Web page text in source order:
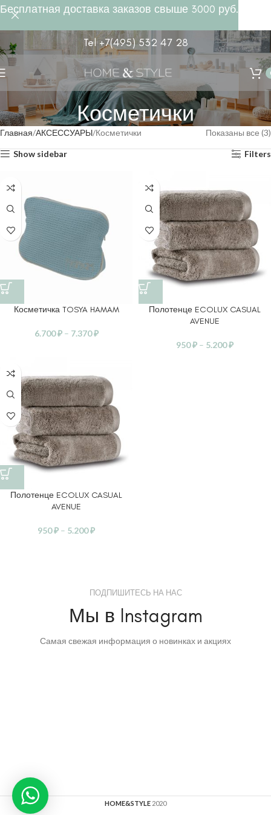
Tel +7(495) 532 47 28
Косметички
Главная АКСЕССУАРЫ Косметички Показаны все (3)
Show sidebar Filters
Косметичка TOSYA HAMAM
6.700₽ – 7.370₽
Полотенце ECOLUX CASUAL
AVENUE
950₽ – 5.200₽
Полотенце ECOLUX CASUAL
AVENUE
950₽ – 5.200₽
ПОДПИШИТЕСЬ НА НАС
Мы в Instagram
Самая свежая информация о новинках и акциях
HOME&STYLE 2020
Бесплатная доставка заказов свыше 3000 руб.